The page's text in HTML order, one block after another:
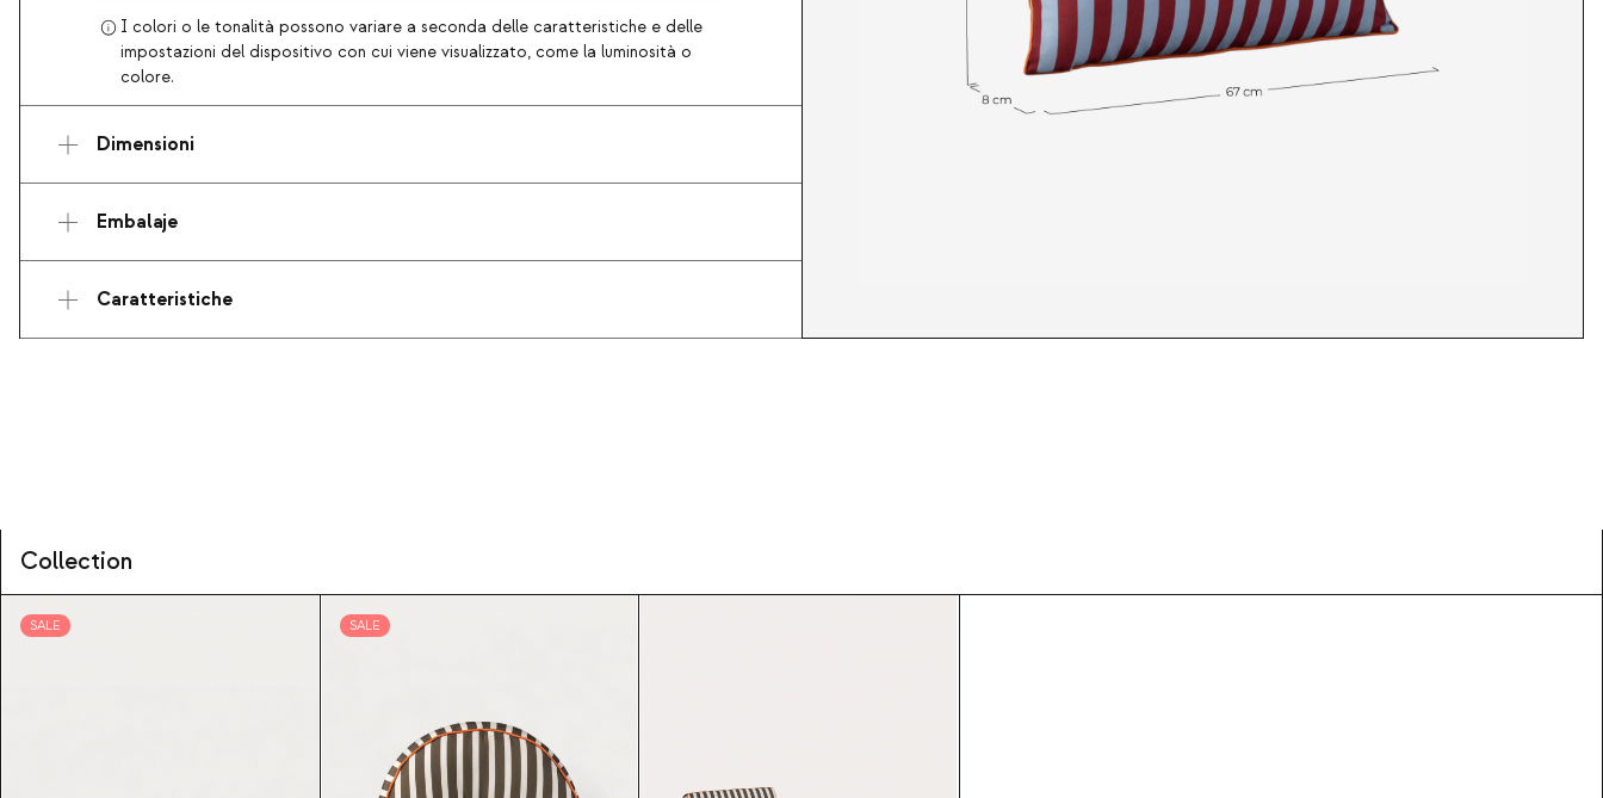
I colori o le tonalità possono variare a seconda delle caratteristiche e delle
impostazioni del dispositivo con cui viene visualizzato, come la luminosità o
colore.
Dimensioni
Embalaje
Caratteristiche
Collection
SALE SALE